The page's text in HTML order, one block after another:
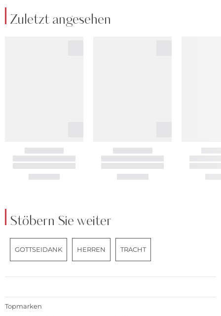
Zuletzt angesehen
Stöbern Sie weiter
GOTTSEIDANK HERREN TRACHT
Topmarken